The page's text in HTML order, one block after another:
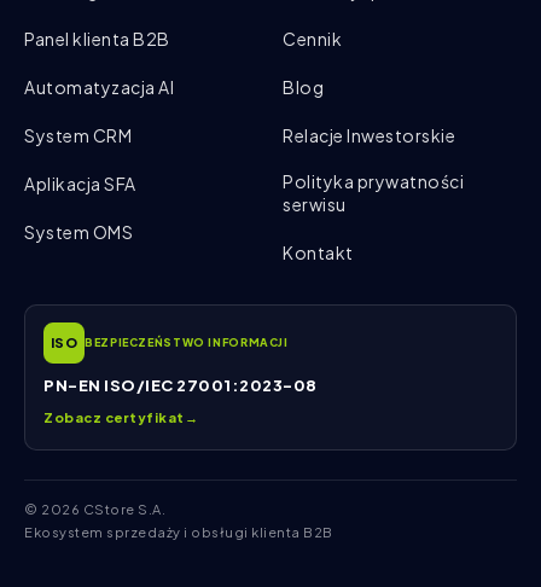
Panel klienta B2B
Automatyzacja AI
System CRM
Aplikacja SFA
System OMS
Cennik
Blog
Relacje Inwestorskie
Polityka prywatności
serwisu
Kontakt
ISO BEZPIECZEŃSTWO INFORMACJI
PN-EN ISO/IEC 27001:2023-08
Zobacz certyfikat →
© 2026 CStore S.A.
Ekosystem sprzedaży i obsługi klienta B2B